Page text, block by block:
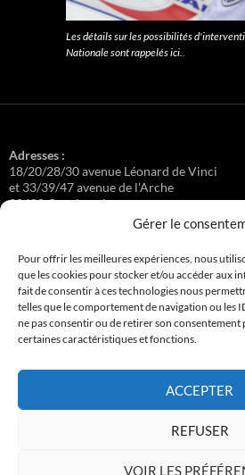
Gérer le
Pour offrir les meilleures expériences, nous
que les cookies pour stocker et/ou accéder aux
fait de consentir à ces technologies nous
telles que le comportement de navigation ou les
ne pas consentir ou de retirer son
certaines caractéristiques et fonctions.
ACCEPTER
REFUSER
VOIR LES
Les détails sur les possibilités
Nationale sont rappelés ici..
Adresses :
18/20/28/30 avenue Léonard de Vinci
et 33/39/47 avenue de l'Arche
92400 Courbevoie
Régisseuse :
Loge au 39 Avenue de l'Arche.
Connexion
Copyright © 2017-2026 résidence